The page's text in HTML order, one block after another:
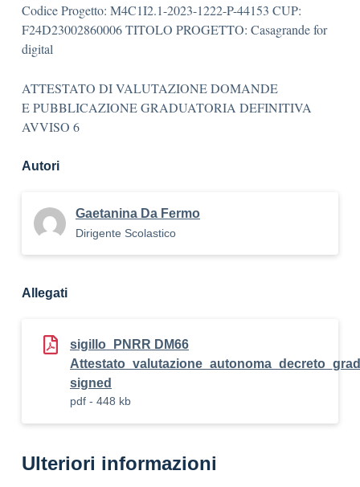
Codice Progetto: M4C1I2.1-2023-1222-P-44153 CUP:
F24D23002860006 TITOLO PROGETTO: Casagrande for
digital
ATTESTATO DI VALUTAZIONE DOMANDE
E PUBBLICAZIONE GRADUATORIA DEFINITIVA
AVVISO 6
Autori
Gaetanina Da Fermo
Dirigente Scolastico
Allegati
sigillo_PNRR DM66
signed
pdf - 448 kb
Ulteriori informazioni